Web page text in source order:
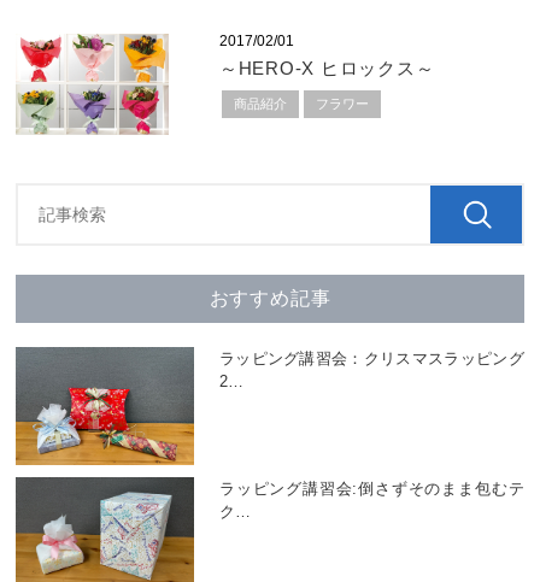
2017/02/01
～HERO-X ヒロックス～
商品紹介 フラワー
おすすめ記事
ラッピング講習会：クリスマスラッピング
2…
ラッピング講習会:倒さずそのまま包むテ
ク …